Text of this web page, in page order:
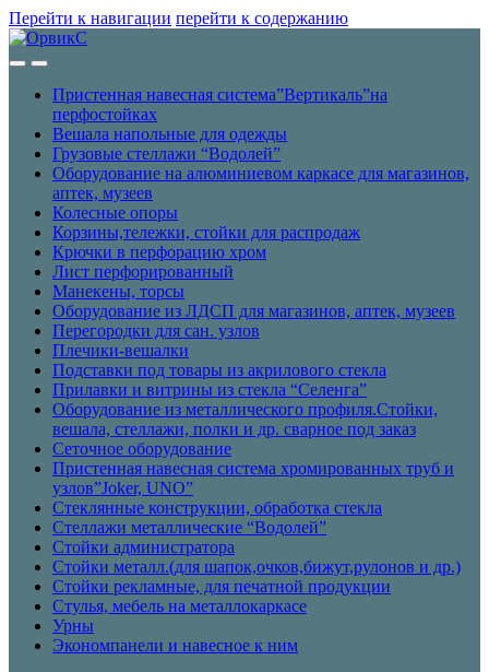
Перейти к навигации перейти к содержанию
Пристенная навесная система”Вертикаль”на
перфостойках
Вешала напольные для одежды
Грузовые стеллажи “Водолей”
Оборудование на алюминиевом каркасе для магазинов,
аптек, музеев
Колесные опоры
Корзины,тележки, стойки для распродаж
Крючки в перфорацию хром
Лист перфорированный
Манекены, торсы
Оборудование из ЛДСП для магазинов, аптек, музеев
Перегородки для сан. узлов
Плечики-вешалки
Подставки под товары из акрилового стекла
Прилавки и витрины из стекла “Селенга”
Оборудование из металлического профиля.Стойки,
вешала, стеллажи, полки и др. сварное под заказ
Сеточное оборудование
Пристенная навесная система хромированных труб и
узлов”Joker, UNO”
Стеклянные конструкции, обработка стекла
Стеллажи металлические “Водолей”
Стойки администратора
Стойки металл.(для шапок,очков,бижут,рулонов и др.)
Стойки рекламные, для печатной продукции
Стулья, мебель на металлокаркасе
Урны
Экономпанели и навесное к ним